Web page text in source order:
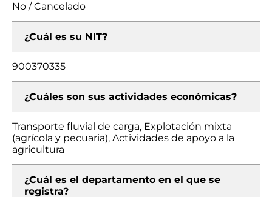
No / Cancelado
¿Cuál es su NIT?
900370335
¿Cuáles son sus actividades económicas?
Transporte fluvial de carga, Explotación mixta
(agrícola y pecuaria), Actividades de apoyo a la
agricultura
¿Cuál es el departamento en el que se
registra?